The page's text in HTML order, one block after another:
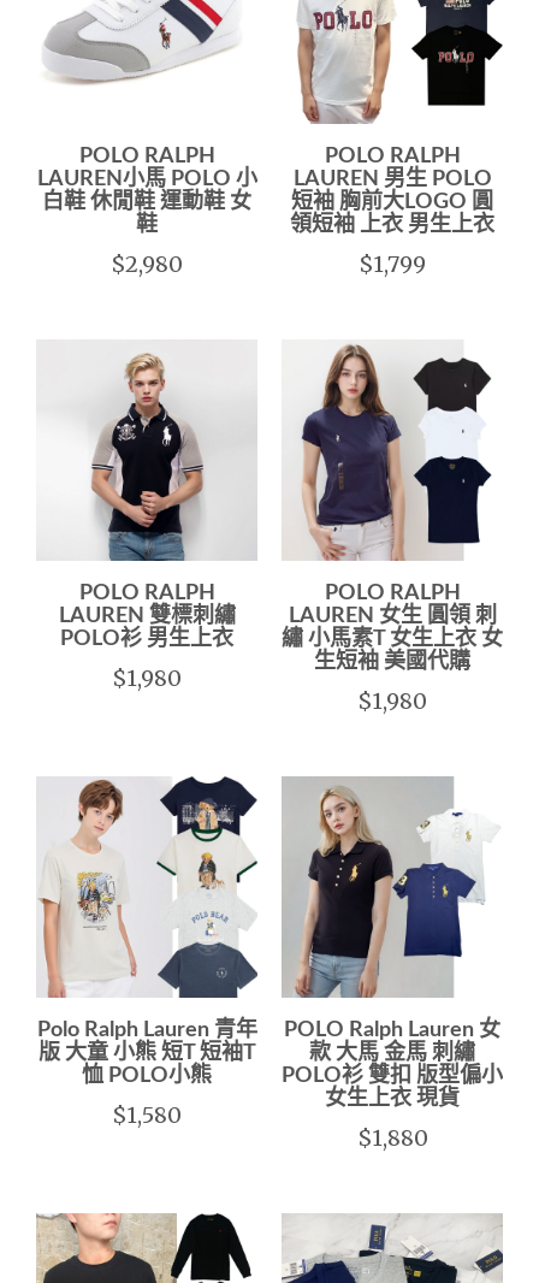
POLO RALPH
LAUREN小馬 POLO 小
白鞋 休閒鞋 運動鞋 女
鞋
$2,980
POLO RALPH
LAUREN 男生 POLO
短袖 胸前大LOGO 圓
領短袖 上衣 男生上衣
$1,799
POLO RALPH
LAUREN 雙標刺繡
POLO衫 男生上衣
$1,980
POLO RALPH
LAUREN 女生 圓領 刺
繡 小馬素T 女生上衣 女
生短袖 美國代購
$1,980
Polo Ralph Lauren 青年
版 大童 小熊 短T 短袖T
恤 POLO小熊
$1,580
POLO Ralph Lauren 女
款 大馬 金馬 刺繡
POLO衫 雙扣 版型偏小
女生上衣 現貨
$1,880